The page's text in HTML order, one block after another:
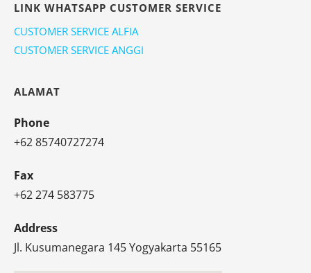
LINK WHATSAPP CUSTOMER SERVICE
CUSTOMER SERVICE ALFIA
CUSTOMER SERVICE ANGGI
ALAMAT
Phone
+62 85740727274
Fax
+62 274 583775
Address
Jl. Kusumanegara 145 Yogyakarta 55165